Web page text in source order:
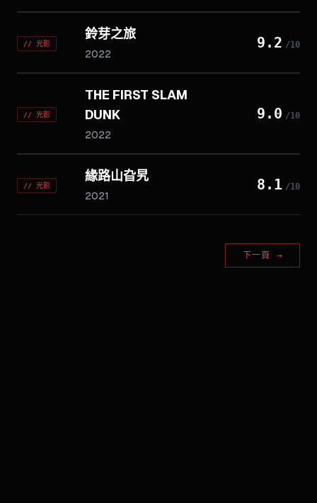
// 光影
鈴芽之旅
2022
9.2 /10
// 光影
THE FIRST SLAM
DUNK
2022
9.0 /10
// 光影
緣路山旮旯
2021
8.1 /10
下一頁 →